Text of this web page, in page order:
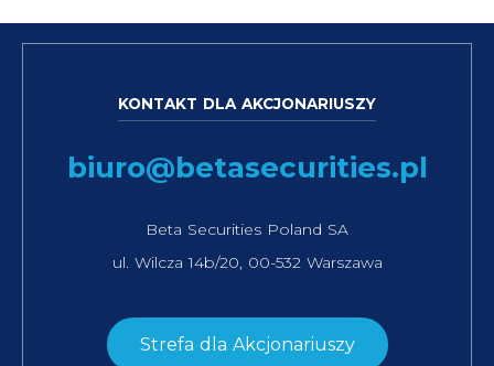
KONTAKT DLA AKCJONARIUSZY
biuro@betasecurities.pl
Beta Securities Poland SA
ul. Wilcza 14b/20, 00-532 Warszawa
Strefa dla Akcjonariuszy